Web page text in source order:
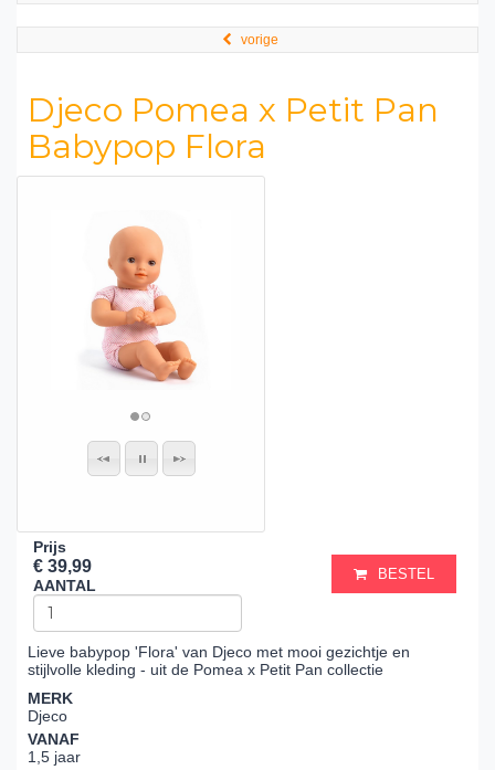
vorige
Djeco Pomea x Petit Pan
Babypop Flora
Prijs
€ 39,99
AANTAL
BESTEL
Lieve babypop 'Flora' van Djeco met mooi gezichtje en
stijlvolle kleding - uit de Pomea x Petit Pan collectie
MERK
Djeco
VANAF
1,5 jaar